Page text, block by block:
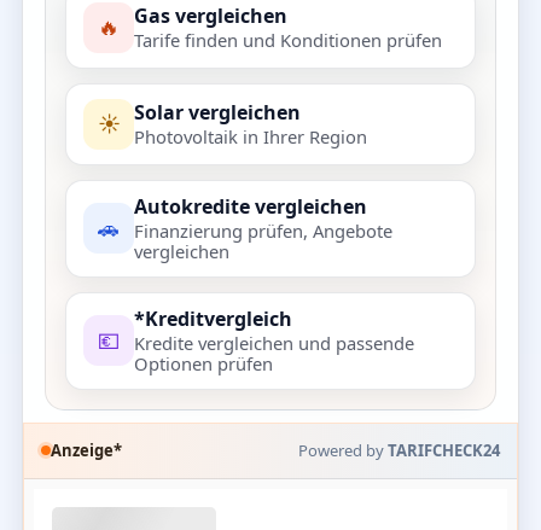
🔥 Gas vergleichen
Tarife finden und Konditionen prüfen
☀️ Solar vergleichen
Photovoltaik in Ihrer Region
🚗
Autokredite vergleichen
Finanzierung prüfen, Angebote
vergleichen
💶
*Kreditvergleich
Kredite vergleichen und passende
Optionen prüfen
Anzeige* Powered byTARIFCHECK24